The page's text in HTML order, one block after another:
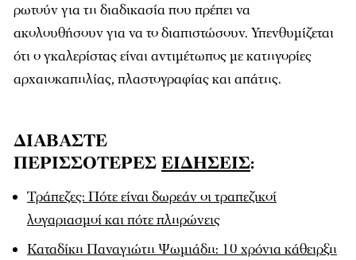
ρωτούν για τη διαδικασία που πρέπει να
ακολουθήσουν για να το διαπιστώσουν. Υπενθυμίζεται
ότι ο γκαλερίστας είναι αντιμέτωπος με κατηγορίες
αρχαιοκαπηλίας, πλαστογραφίας και απάτης.
ΔΙΑΒΑΣΤΕ
ΠΕΡΙΣΣΟΤΕΡΕΣ ΕΙΔΗΣΕΙΣ:
Τράπεζες: Πότε είναι δωρεάν οι τραπεζικοί
λογαριασμοί και πότε πληρώνεις
Καταδίκη Παναγιώτη Ψωμιάδη: 10 χρόνια κάθειρξη